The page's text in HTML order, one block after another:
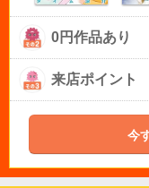
0円作品あり
来店ポイント
今